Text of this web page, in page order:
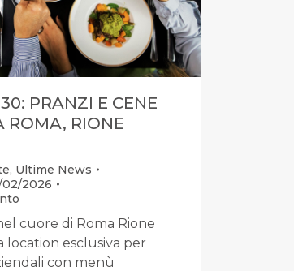
PRANZI E CENE
ROMA, RIONE
, Ultime News
2026
cuore di Roma Rione
esclusiva per
con menù